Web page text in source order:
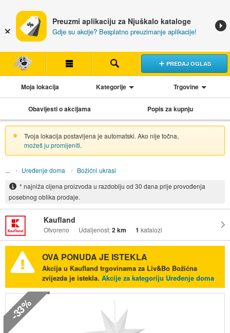
Preuzmi aplikaciju za Njuškalo kataloge
Gdje su akcije? Besplatno preuzimanje aplikacije!
PREDAJ OGLAS
Moja lokacija Kategorije Trgovine
Obavijesti o akcijama Popis za kupnju
Tvoja lokacija postavljena je automatski. Ako nije točna,
možeš ju promijeniti.
Uređenje doma
Božićni ukrasi
* najniža cijena proizvoda u razdoblju od 30 dana prije provođenja
posebnog oblika prodaje.
Kaufland
Otvoreno Udaljenost:2 km 1 katalozi
OVA PONUDA JE ISTEKLA
Akcija u Kaufland trgovinama za Liv&Bo Božićna
zvijezda je istekla. Akcije za kategoriju Uređenje doma
-33%